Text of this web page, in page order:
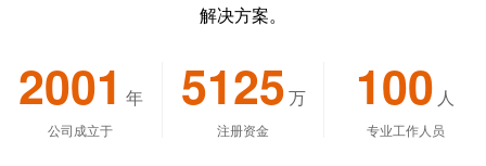
解决方案。
2001 年
公司成立于
5125万
注册资金
100 人
专业工作人员